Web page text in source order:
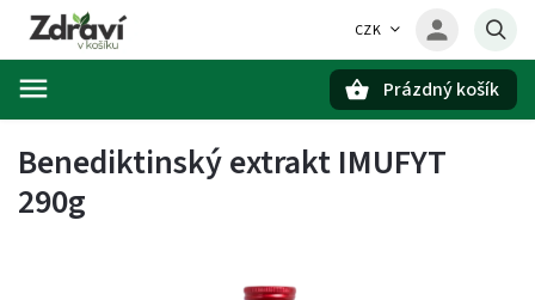
CZK
Prázdný košík
Benediktinský extrakt IMUFYT
290g